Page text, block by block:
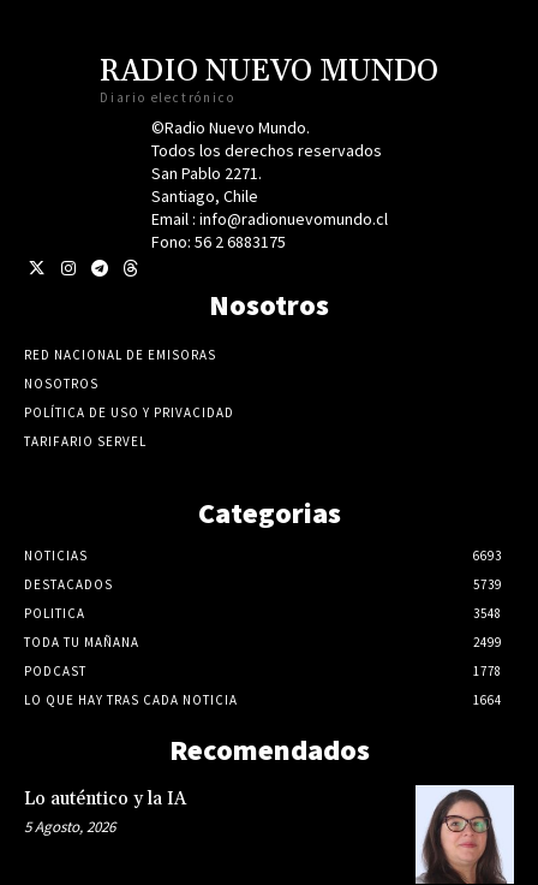
RADIO NUEVO MUNDO
Diario electrónico
©Radio Nuevo Mundo.
Todos los derechos reservados
San Pablo 2271.
Santiago, Chile
Email : info@radionuevomundo.cl
Fono: 56 2 6883175
Nosotros
RED NACIONAL DE EMISORAS
NOSOTROS
POLÍTICA DE USO Y PRIVACIDAD
TARIFARIO SERVEL
Categorias
NOTICIAS
6693
DESTACADOS
5739
POLITICA
3548
TODA TU MAÑANA
2499
PODCAST
1778
LO QUE HAY TRAS CADA NOTICIA
1664
Recomendados
Lo auténtico y la IA
5 Agosto, 2026